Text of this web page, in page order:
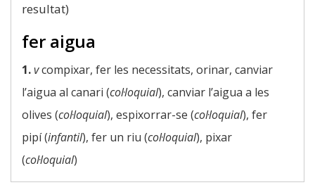
resultat)
fer aigua
1.vcompixar, fer les necessitats, orinar, canviar
l’aigua al canari (col·loquial), canviar l’aigua a les
olives (col·loquial), espixorrar-se (col·loquial), fer
pipí (infantil), fer un riu (col·loquial), pixar
(col·loquial)